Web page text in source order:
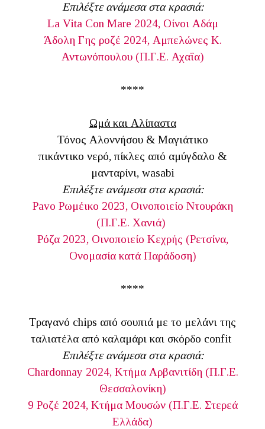
Επιλέξτε ανάμεσα στα κρασιά:
La Vita Con Mare 2024, Οίνοι Αδάμ
Άδολη Γης ροζέ 2024, Αμπελώνες Κ.
Αντωνόπουλου (Π.Γ.Ε. Αχαΐα)
****
Ωμά και Αλίπαστα
Τόνος Αλοννήσου & Μαγιάτικο
πικάντικο νερό, πίκλες από αμύγδαλο &
μανταρίνι, wasabi
Επιλέξτε ανάμεσα στα κρασιά:
Pavo Ρωμέικο 2023, Οινοποιείο Ντουράκη
(Π.Γ.Ε. Χανιά)
Ρόζα 2023, Οινοποιείο Κεχρής (Ρετσίνα,
Ονομασία κατά Παράδοση)
****
Τραγανό chips από σουπιά με το μελάνι της
ταλιατέλα από καλαμάρι και σκόρδο confit
Επιλέξτε ανάμεσα στα κρασιά:
Chardonnay 2024, Κτήμα Αρβανιτίδη (Π.Γ.Ε.
Θεσσαλονίκη)
9 Ροζέ 2024, Κτήμα Μουσών (Π.Γ.Ε. Στερεά
Ελλάδα)